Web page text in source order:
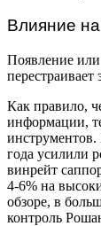
Влияние
Появление
Как правило,
информации,
инструментов.
года усилили
винрейт
4-6% на
обзоре, в
контроль